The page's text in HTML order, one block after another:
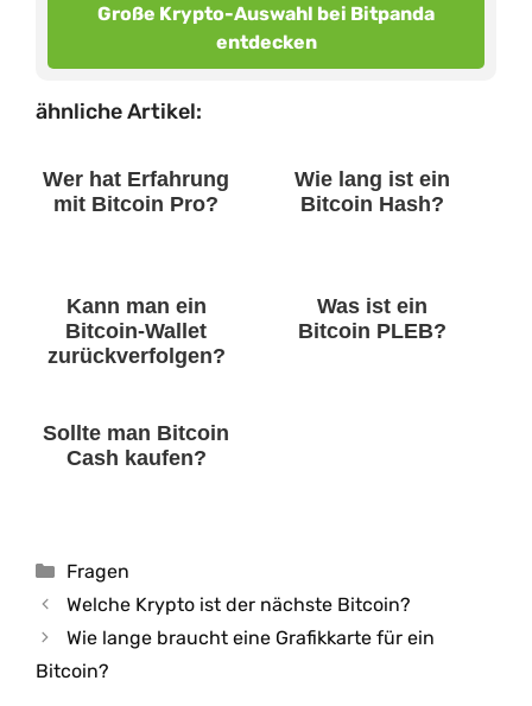
Große Krypto-Auswahl bei Bitpanda
entdecken
ähnliche Artikel:
Wer hat Erfahrung
mit Bitcoin Pro?
Wie lang ist ein
Bitcoin Hash?
Kann man ein
Bitcoin-Wallet
zurückverfolgen?
Was ist ein
Bitcoin PLEB?
Sollte man Bitcoin
Cash kaufen?
Kategorien
Fragen
Welche Krypto ist der nächste Bitcoin?
Wie lange braucht eine Grafikkarte für ein
Bitcoin?